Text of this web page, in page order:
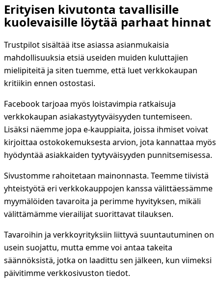
Erityisen kivutonta tavallisille
kuolevaisille löytää parhaat hinnat
Trustpilot sisältää itse asiassa asianmukaisia
mahdollisuuksia etsiä useiden muiden kuluttajien
mielipiteitä ja siten tuemme, että luet verkkokaupan
kritiikin ennen ostostasi.
Facebook tarjoaa myös loistavimpia ratkaisuja
verkkokaupan asiakastyytyväisyyden tuntemiseen.
Lisäksi näemme jopa e-kauppiaita, joissa ihmiset voivat
kirjoittaa ostokokemuksesta arvion, jota kannattaa myös
hyödyntää asiakkaiden tyytyväisyyden punnitsemisessa.
Sivustomme rahoitetaan mainonnasta. Teemme tiivistä
yhteistyötä eri verkkokauppojen kanssa välittäessämme
myymälöiden tavaroita ja perimme hyvityksen, mikäli
välittämämme vierailijat suorittavat tilauksen.
Tavaroihin ja verkkoyrityksiin liittyvä suuntautuminen on
usein suojattu, mutta emme voi antaa takeita
säännöksistä, jotka on laadittu sen jälkeen, kun viimeksi
päivitimme verkkosivuston tiedot.